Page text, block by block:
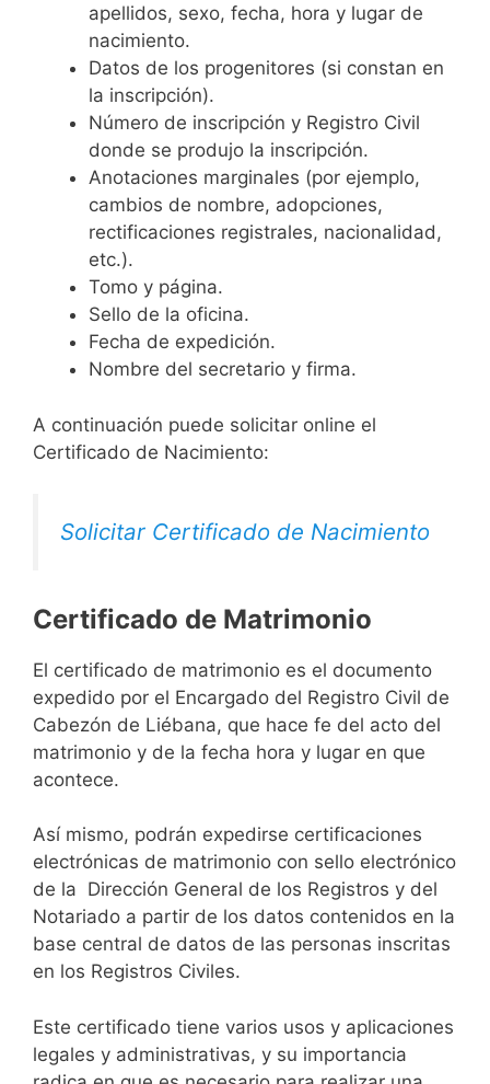
apellidos, sexo, fecha, hora y lugar de
nacimiento.
Datos de los progenitores (si constan en
la inscripción).
Número de inscripción y Registro Civil
donde se produjo la inscripción.
Anotaciones marginales (por ejemplo,
cambios de nombre, adopciones,
rectificaciones registrales, nacionalidad,
etc.).
Tomo y página.
Sello de la oficina.
Fecha de expedición.
Nombre del secretario y firma.
A continuación puede solicitar online el
Certificado de Nacimiento:
Solicitar Certificado de Nacimiento
Certificado de Matrimonio
El certificado de matrimonio es el documento
expedido por el Encargado del Registro Civil de
Cabezón de Liébana, que hace fe del acto del
matrimonio y de la fecha hora y lugar en que
acontece.
Así mismo, podrán expedirse certificaciones
electrónicas de matrimonio con sello electrónico
de la Dirección General de los Registros y del
Notariado a partir de los datos contenidos en la
base central de datos de las personas inscritas
en los Registros Civiles.
Este certificado tiene varios usos y aplicaciones
legales y administrativas, y su importancia